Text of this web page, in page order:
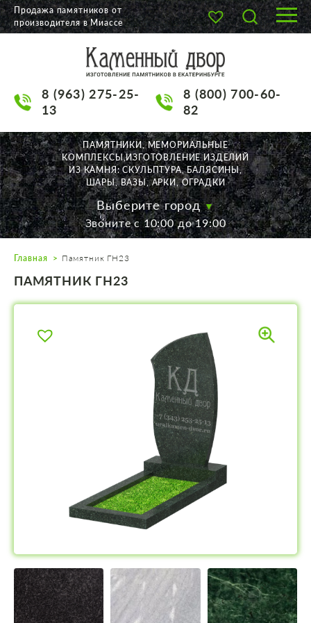
О КОМПАНИИ
НАШИ РАБОТЫ
АКЦИИ
ДОСТАВКА
КОНТАКТЫ
K2532513@yandex.ru
Пн. — Пт. с 10:00 до 19:00
Продажа памятников от
производителя в Миассе
8 (963) 275-25-
13
8 (800) 700-60-
82
ПАМЯТНИКИ, МЕМОРИАЛЬНЫЕ
КОМПЛЕКСЫ,ИЗГОТОВЛЕНИЕ ИЗДЕЛИЙ
ИЗ КАМНЯ: СКУЛЬПТУРА, БАЛЯСИНЫ,
ШАРЫ, ВАЗЫ, АРКИ, ОГРАДКИ
Выберите город
Звоните с 10:00 до 19:00
Главная Памятник ГН23
ПАМЯТНИК ГН23